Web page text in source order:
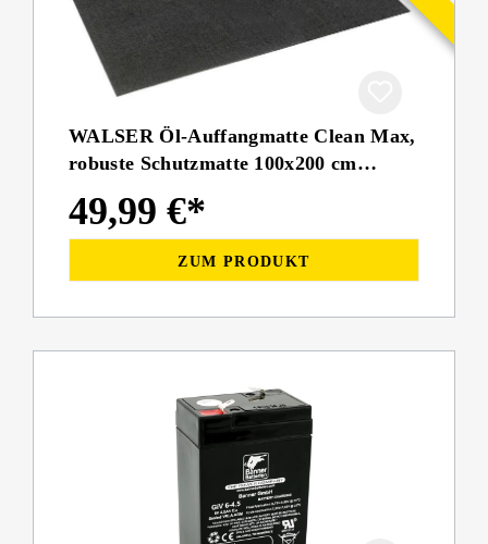
WALSER Öl-Auffangmatte Clean Max,
robuste Schutzmatte 100x200 cm
49,99 €*
ZUM PRODUKT